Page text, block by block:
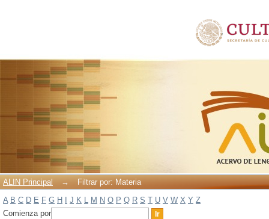
ALIN Principal →
Filtrar por: Materia
A B C D E F G H J K L M N O P Q R S T U V W X Y Z
Comienza por